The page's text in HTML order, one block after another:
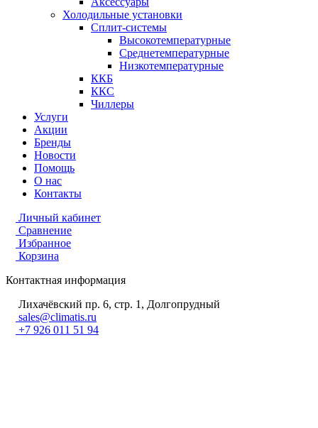
Холодильные установки
Сплит-системы
Высокотемпературные
Среднетемпературные
Низкотемпературные
ККБ
ККС
Чиллеры
Услуги
Акции
Бренды
Новости
Помощь
О нас
Контакты
Личный кабинет
Сравнение
Избранное
Корзина
Контактная информация
Лихачёвский пр. 6, стр. 1, Долгопрудный
sales@climatis.ru
+7 926 011 51 94